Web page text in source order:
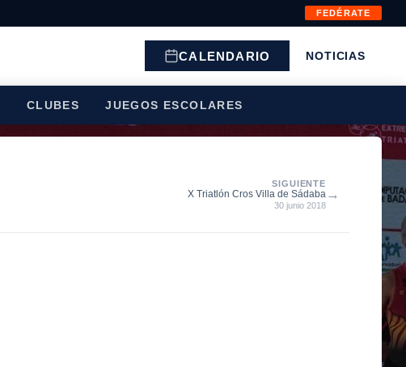
FEDÉRATE
CALENDARIO NOTICIAS
CLUBES JUEGOS ESCOLARES
SIGUIENTE
X Triatlón Cros Villa de Sádaba
30 junio 2018
→